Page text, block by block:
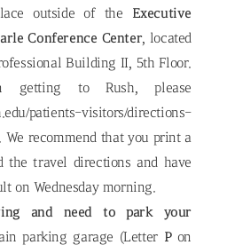
outside of the Executive
Conference Center, located
Building II, 5th Floor.
getting to Rush, please
patients-visitors/directions-
recommend that you print a
the travel directions and have
on Wednesday morning.
and need to park your
parking garage (Letter Pon